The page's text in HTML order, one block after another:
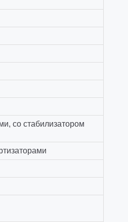
со стабилизатором